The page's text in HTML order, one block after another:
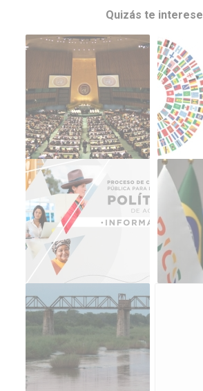
Quizás te interese